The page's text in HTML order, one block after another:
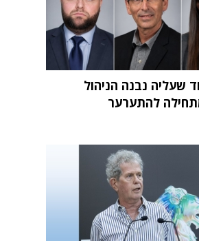
שעליה נבנה הניהול
להתערער